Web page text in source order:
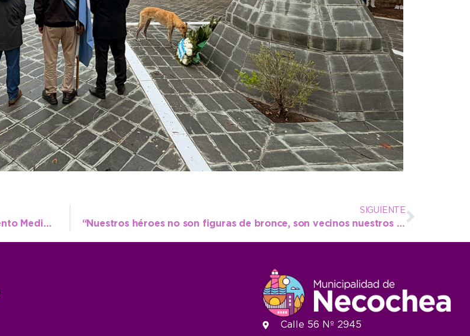
Durante jueves y viernes no funcionará el Estacionamiento Medido en el centro
SIGUIENTE
“Nuestros héroes no son figuras de bronce, son vecinos nuestros y no nos alcanzará la vida para agradecerles”
Calle 56 Nº 2945